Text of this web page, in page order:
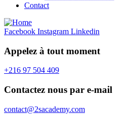
Contact
Facebook Instagram Linkedin
Appelez à tout moment
+216 97 504 409
Contactez nous par e-mail
contact@2sacademy.com